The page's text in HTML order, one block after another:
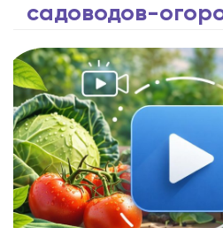
садоводов-